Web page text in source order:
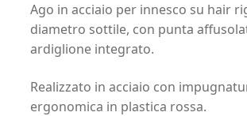
Ago in acciaio per innesco su hair
diametro sottile, con punta
ardiglione integrato.
Realizzato in acciaio con
ergonomica in plastica rossa.